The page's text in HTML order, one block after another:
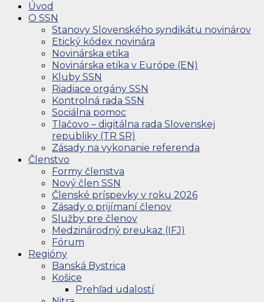
Úvod
O SSN
Stanovy Slovenského syndikátu novinárov
Etický kódex novinára
Novinárska etika
Novinárska etika v Európe (EN)
Kluby SSN
Riadiace orgány SSN
Kontrolná rada SSN
Sociálna pomoc
Tlačovo – digitálna rada Slovenskej
republiky (TR SR)
Zásady na vykonanie referenda
Členstvo
Formy členstva
Nový člen SSN
Členské príspevky v roku 2026
Zásady o prijímaní členov
Služby pre členov
Medzinárodný preukaz (IFJ)
Fórum
Regióny
Banská Bystrica
Košice
Prehľad udalostí